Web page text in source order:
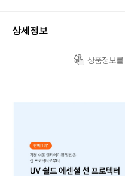
상세정보
상품정보를